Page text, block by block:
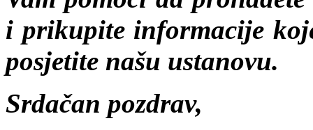
i prikupite informacije
posjetite našu ustanovu.
Srdačan pozdrav,